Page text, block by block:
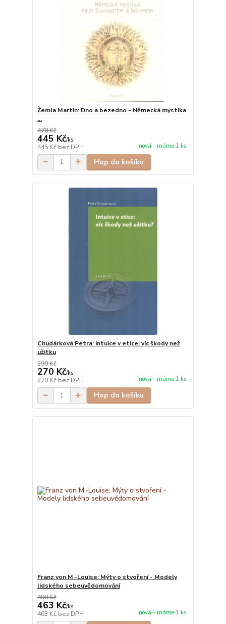
Žemla Martin: Dno a bezedno - Německá mystika
...
478 Kč
445 Kč/ks
445 Kč bez DPH nová - máme 1 ks
Hop do košíku
Chudárková Petra: Intuice v etice: víc škody než
užitku
290 Kč
270 Kč/ks
270 Kč bez DPH nová - máme 1 ks
Hop do košíku
Franz von M.-Louise: Mýty o stvoření - Modely
lidského sebeuvědomování
498 Kč
463 Kč/ks
463 Kč bez DPH nová - máme 1 ks